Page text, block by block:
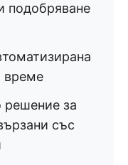
подобряване
време
за
със